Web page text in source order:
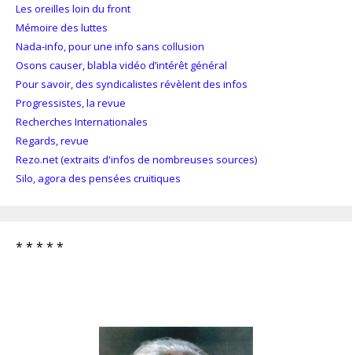
Les oreilles loin du front
Mémoire des luttes
Nada-info, pour une info sans collusion
Osons causer, blabla vidéo d’intérêt général
Pour savoir, des syndicalistes révèlent des infos
Progressistes, la revue
Recherches Internationales
Regards, revue
Rezo.net (extraits d'infos de nombreuses sources)
Silo, agora des pensées cruitiques
* * * * *